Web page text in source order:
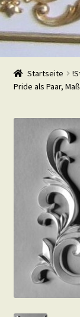
Navigation
Zum
Inhalt
Start
Shop
Warenkorb
Mein Konto
Beispiele
Kontakt
Startseite
Pride als Paar,